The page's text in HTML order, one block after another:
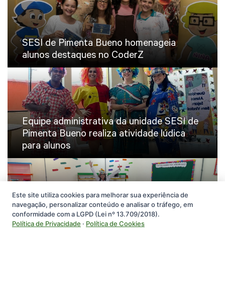
SESI de Pimenta Bueno homenageia
alunos destaques no CoderZ
Equipe administrativa da unidade SESI de
Pimenta Bueno realiza atividade lúdica
para alunos
Na volta às aulas, unidades SESI-RO
iniciam ano letivo com atividades de boas-
Este site utiliza cookies para melhorar sua experiência de
navegação, personalizar conteúdo e analisar o tráfego, em
conformidade com a LGPD (Lei nº 13.709/2018).
Política de Privacidade · Política de Cookies